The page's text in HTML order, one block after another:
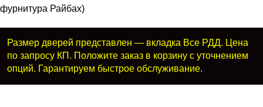
фурнитура Райбах)
Размер дверей представлен — вкладка Все РДД. Цена
по запросу КП. Положите заказ в корзину с уточнением
опций. Гарантируем быстрое обслуживание.